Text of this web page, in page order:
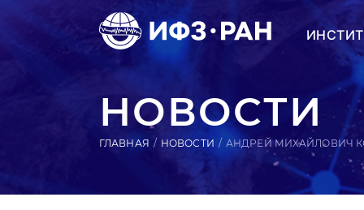
НОВОСТИ
ГЛАВНАЯ НОВОСТИ АНДРЕЙ МИХАЙЛОВИЧ